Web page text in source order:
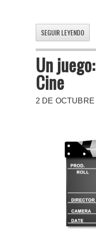
SEGUIR LEYENDO
Un
Cine
2 DE